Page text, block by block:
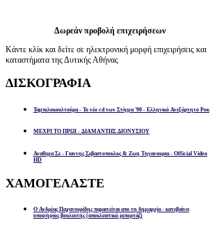
Δωρεάν προβολή επιχειρήσεων
Κάντε κλίκ και δείτε σε ηλεκτρονική μορφή επιχειρήσεις και
καταστήματα της Δυτικής Αθήνας
ΔΙΣΚΟΓΡΑΦΙΑ
Ταμπελοκουλτούρα - Το νέο cd των Στίγμα '90 - Ελληνικό Ανεξάρτητο Ροκ
ΜΕΧΡΙ ΤΟ ΠΡΩΙ - ΔΙΑΜΑΝΤΗΣ ΔΙΟΝΥΣΙΟΥ
Αναθεμα Σε - Γιαννης Σεβαστοπουλος & Ζωη Τηγανουρια - Official Video
HD
ΧΑΜΟΓΕΛΑΣΤΕ
Ο Ανδρέας Παχατουρίδης παραιτείται απο τη δημαρχία - κατεβαίνει
υποψήφιος βουλευτής (αποκλειστικό ρεπορτάζ)